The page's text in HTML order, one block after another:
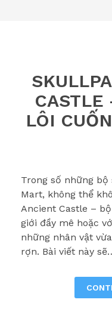
CASTLE
LÔI
Trong số những
Mart, không thể
Ancient Castle –
giới đầy mê hoặc
những nhân vật
rợn. Bài viết này